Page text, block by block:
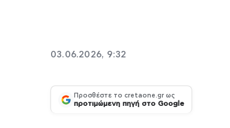
03.06.2026, 9:32
Προσθέστε το cretaone.gr ως
προτιμώμενη πηγή στο Google